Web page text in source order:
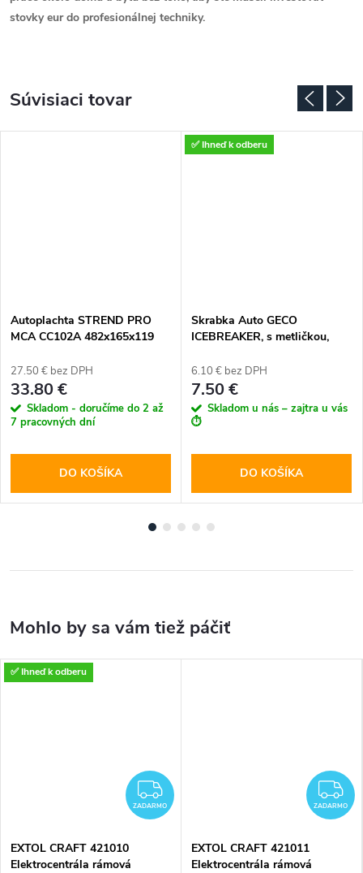
stovky eur do profesionálnej techniky.
Súvisiaci tovar
Autoplachta STREND PRO
MCA CC102A 482x165x119
27.50 € bez DPH
33.80 €
Skladom - doručíme do 2 až
7 pracovných dní
DO KOŠÍKA
✅ Ihneď k odberu
Skrabka Auto GECO
ICEBREAKER, s metličkou,
6.10 € bez DPH
7.50 €
Skladom u nás – zajtra u vás
⏱️
DO KOŠÍKA
✅ Ihneď k odberu
ZADARMO
ZADARMO
EXTOL CRAFT 421010
Elektrocentrála rámová
ZADARMO
EXTOL CRAFT 421011
Elektrocentrála rámová